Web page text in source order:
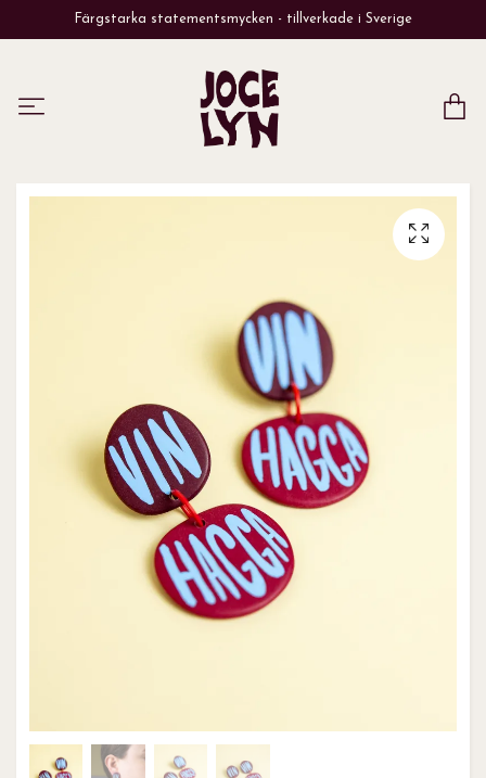
Färgstarka statementsmycken - tillverkade i Sverige